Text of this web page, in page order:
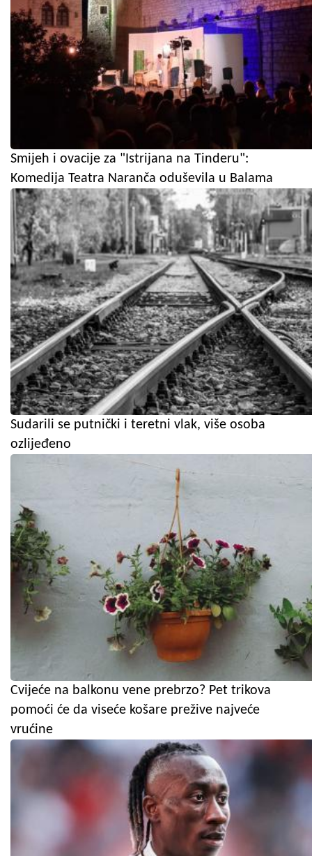
Smijeh i ovacije za "Istrijana na Tinderu":
Komedija Teatra Naranča oduševila u Balama
Sudarili se putnički i teretni vlak, više osoba
ozlijeđeno
Cvijeće na balkonu vene prebrzo? Pet trikova
pomoći će da viseće košare prežive najveće
vrućine